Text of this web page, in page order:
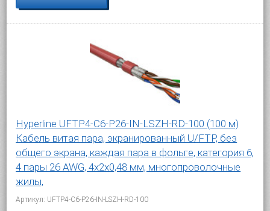
Hyperline UFTP4-C6-P26-IN-LSZH-RD-100 (100 м)
Кабель витая пара, экранированный U/FTP, без
общего экрана, каждая пара в фольге, категория 6,
4 пары 26 AWG, 4х2х0,48 мм, многопроволочные
жилы,
Артикул: UFTP4-C6-P26-IN-LSZH-RD-100